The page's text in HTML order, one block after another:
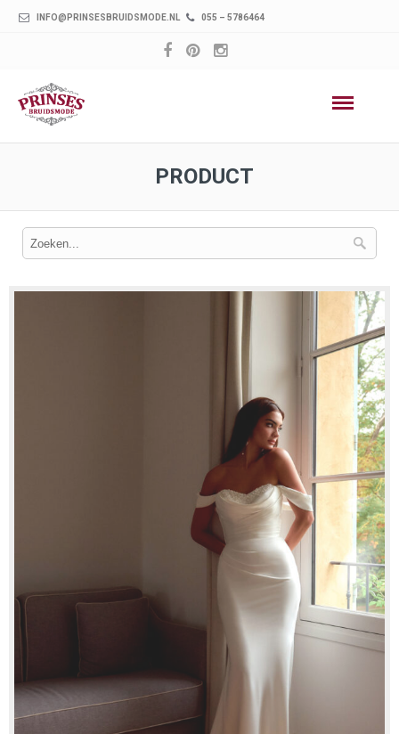
INFO@PRINSESBRUIDSMODE.NL 055 – 5786464
PRODUCT